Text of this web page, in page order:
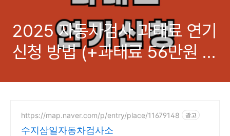
2025 자동차검사 과태료 연기
신청 방법 (+과태료 56만원 줄
https://map.naver.com/p/entry/place/11679148 광고
수지삼일자동차검사소